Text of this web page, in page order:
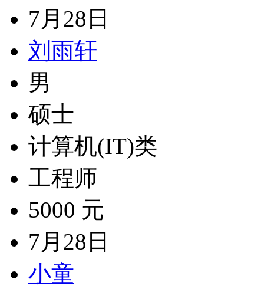
7月28日
刘雨轩
男
硕士
计算机(IT)类
工程师
5000 元
7月28日
小童